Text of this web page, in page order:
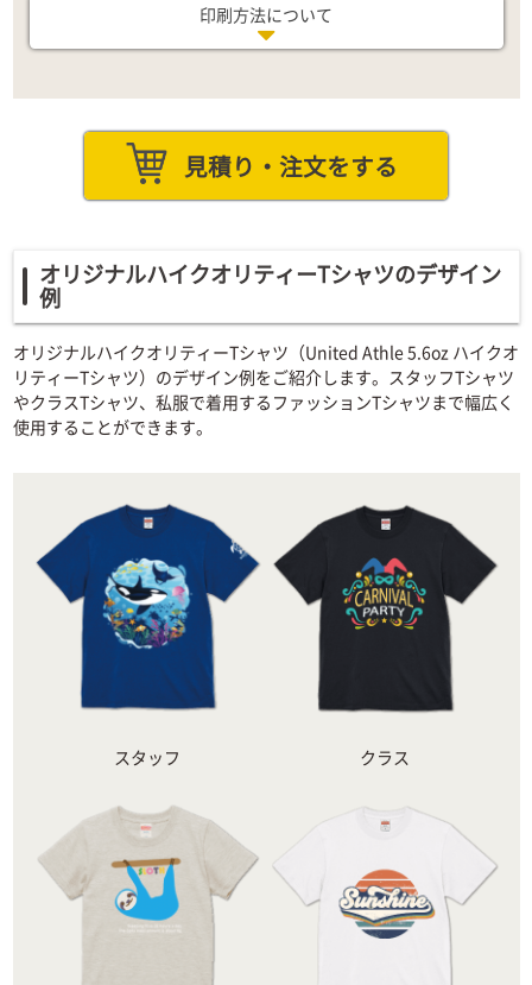
印刷方法について
見積り・注文をする
オリジナルハイクオリティーTシャツのデザイン
例
オリジナルハイクオリティーTシャツ（United Athle 5.6oz ハイクオ
リティーTシャツ）のデザイン例をご紹介します。スタッフTシャツ
やクラスTシャツ、私服で着用するファッションTシャツまで幅広く
使用することができます。
スタッフ クラス